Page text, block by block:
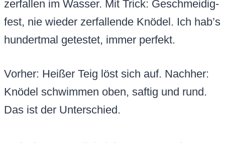
zerfallen im Wasser. Mit Trick: Geschmeidig-
fest, nie wieder zerfallende Knödel. Ich hab’s
hundertmal getestet, immer perfekt.
Vorher: Heißer Teig löst sich auf. Nachher:
Knödel schwimmen oben, saftig und rund.
Das ist der Unterschied.